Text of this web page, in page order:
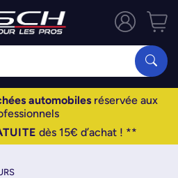
automobiles réservée aux
dès 15€ d’achat ! **